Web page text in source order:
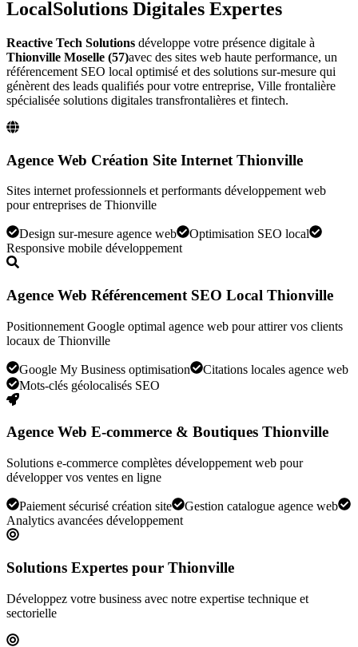
LocalSolutions Digitales Expertes
Reactive Tech Solutions développe votre présence digitale à
Thionville Moselle (57)avec des sites web haute performance, un
référencement SEO local optimisé et des solutions sur-mesure qui
génèrent des leads qualifiés pour votre entreprise, Ville frontalière
spécialisée solutions digitales transfrontalières et fintech.
Agence Web Création Site Internet Thionville
Sites internet professionnels et performants développement web
pour entreprises de Thionville
Design sur-mesure agence web
Optimisation SEO local
Responsive mobile développement
Agence Web Référencement SEO Local Thionville
Positionnement Google optimal agence web pour attirer vos clients
locaux de Thionville
Google My Business optimisation
Citations locales agence web
Mots-clés géolocalisés SEO
Agence Web E-commerce & Boutiques Thionville
Solutions e-commerce complètes développement web pour
développer vos ventes en ligne
Paiement sécurisé création site
Gestion catalogue agence web
Analytics avancées développement
Solutions Expertes pour Thionville
Développez votre business avec notre expertise technique et
sectorielle